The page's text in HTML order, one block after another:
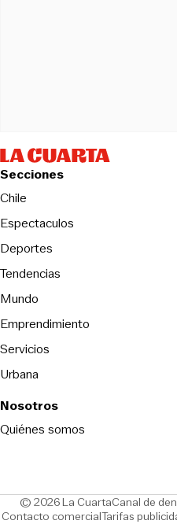
Secciones
Chile
Espectaculos
Deportes
Tendencias
Mundo
Emprendimiento
Servicios
Urbana
Nosotros
Quiénes somos
© 2026 La CuartaCanal de
Contacto comercialOpens in new
Tarifas